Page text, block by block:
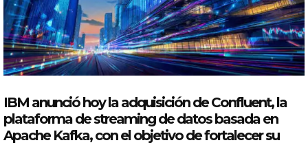
IBM anunció hoy la adquisición deConfluent, la
plataforma de streaming de datos basada en
Apache Kafka, con el objetivo de fortalecer su